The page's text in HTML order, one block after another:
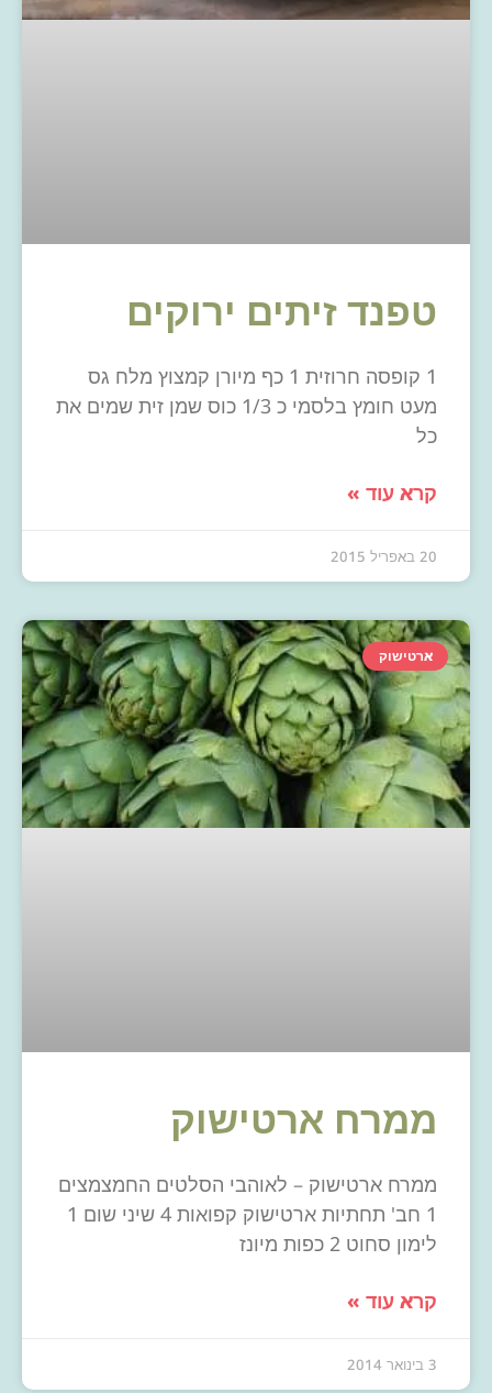
טפנד זיתים ירוקים
1 קופסה חרוזית 1 כף מיורן קמצוץ מלח גס
מעט חומץ בלסמי כ 1/3 כוס שמן זית שמים את
כל
קרא עוד »
20 באפריל 2015
ארטישוק
ממרח ארטישוק
ממרח ארטישוק – לאוהבי הסלטים החמצמצים
1 חב' תחתיות ארטישוק קפואות 4 שיני שום 1
לימון סחוט 2 כפות מיונז
קרא עוד »
3 בינואר 2014